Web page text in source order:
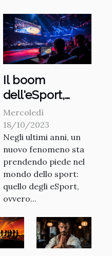
Il boom
dell'eSport,
sport
tradizionali in
versione
tecnologica
Mercoledì
18/10/2023
Negli ultimi anni, un
nuovo fenomeno sta
prendendo piede nel
mondo dello sport:
quello degli eSport,
ovvero...